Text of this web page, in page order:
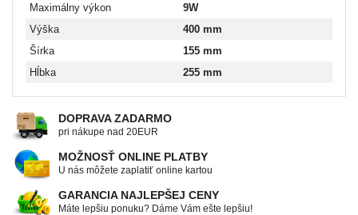
Maximálny výkon
9W
Výška
400 mm
Šírka
155 mm
Hĺbka
255 mm
DOPRAVA ZADARMO
pri nákupe nad 20EUR
MOŽNOSŤ ONLINE PLATBY
U nás môžete zaplatiť online kartou
GARANCIA NAJLEPŠEJ CENY
Máte lepšiu ponuku? Dáme Vám ešte lepšiu!